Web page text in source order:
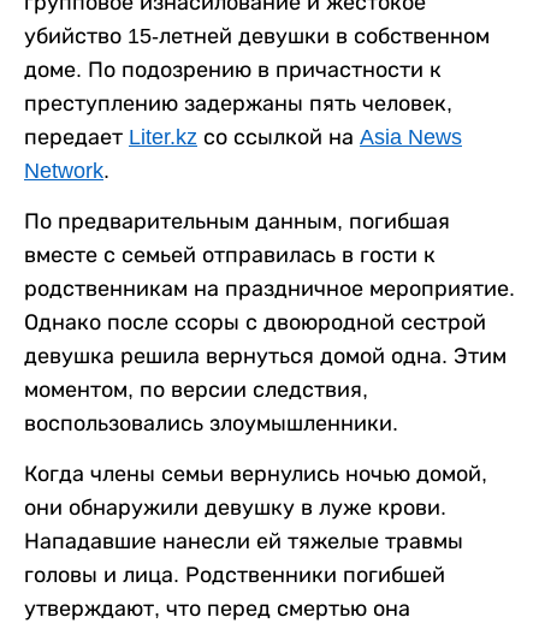
убийство 15-летней девушки в собственном
доме. По подозрению в причастности к
преступлению задержаны пять человек,
передает Liter.kz со ссылкой на Asia News
Network.
По предварительным данным, погибшая
вместе с семьей отправилась в гости к
родственникам на праздничное мероприятие.
Однако после ссоры с двоюродной сестрой
девушка решила вернуться домой одна. Этим
моментом, по версии следствия,
воспользовались злоумышленники.
Когда члены семьи вернулись ночью домой,
они обнаружили девушку в луже крови.
Нападавшие нанесли ей тяжелые травмы
головы и лица. Родственники погибшей
утверждают, что перед смертью она